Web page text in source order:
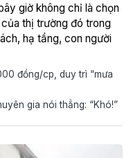
giờ không chỉ là chọn
thị trường đó trong
hạ tầng, con người
đồng/cp, duy trì “mưa
gia nói thẳng: “Khó!”